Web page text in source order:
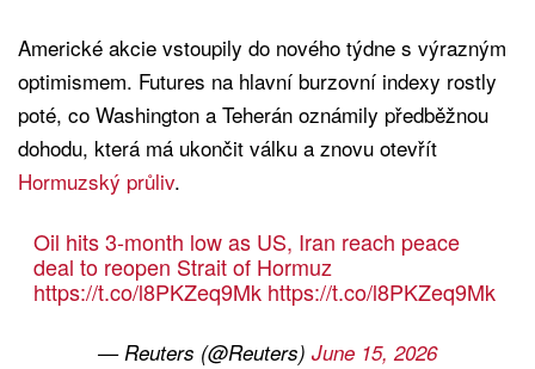
Americké akcie vstoupily do nového týdne s výrazným
optimismem. Futures na hlavní burzovní indexy rostly
poté, co Washington a Teherán oznámily předběžnou
dohodu, která má ukončit válku a znovu otevřít
Hormuzský průliv.
Oil hits 3-month low as US, Iran reach peace
deal to reopen Strait of Hormuz
https://t.co/l8PKZeq9Mk https://t.co/l8PKZeq9Mk
— Reuters (@Reuters) June 15, 2026